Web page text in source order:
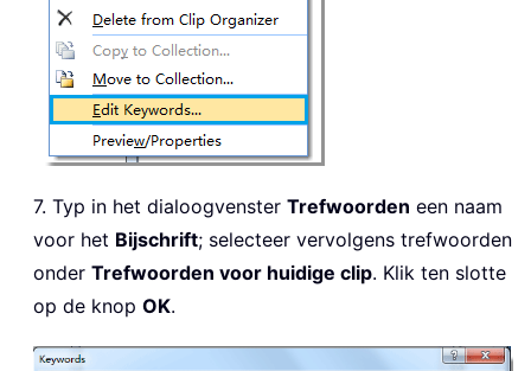
7. Typ in het dialoogvenster Trefwoorden een naam
voor het Bijschrift; selecteer vervolgens trefwoorden
onder Trefwoorden voor huidige clip. Klik ten slotte
op de knop OK.